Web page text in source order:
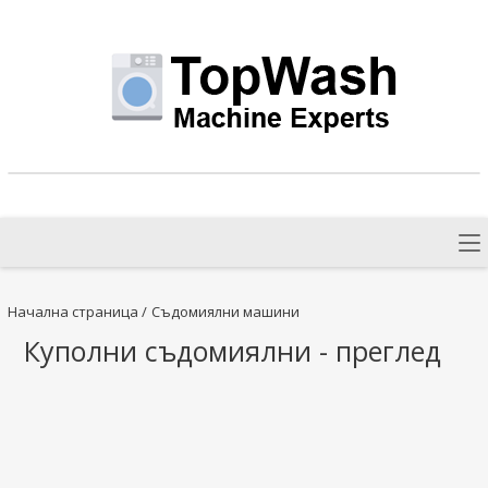
Начална страница / Съдомиялни машини
Куполни съдомиялни - преглед